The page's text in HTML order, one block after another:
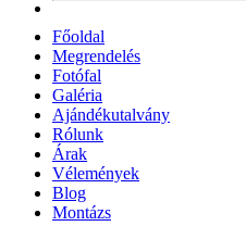
Főoldal
Megrendelés
Fotófal
Galéria
Ajándékutalvány
Rólunk
Árak
Vélemények
Blog
Montázs